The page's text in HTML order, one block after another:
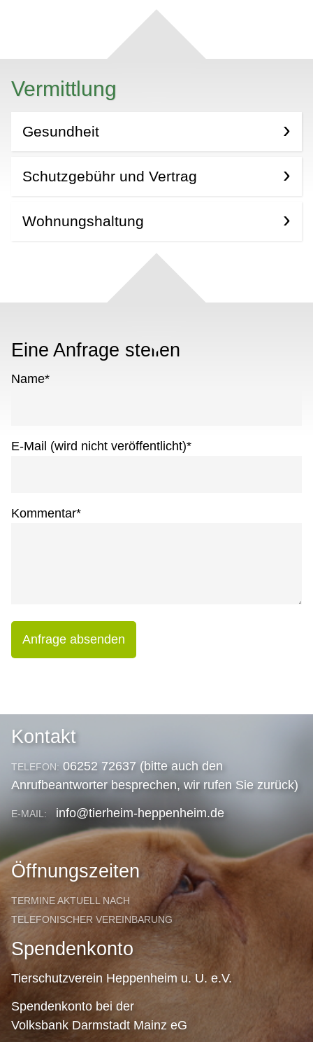
Vermittlung
Gesundheit
Schutzgebühr und Vertrag
Wohnungshaltung
Eine Anfrage stellen
Name*
E-Mail (wird nicht veröffentlicht)*
Kommentar*
Anfrage absenden
Kontakt
TELEFON: 06252 72637 (bitte auch den
Anrufbeantworter besprechen, wir rufen Sie zurück)
E-MAIL: info@tierheim-heppenheim.de
Öffnungszeiten
TERMINE AKTUELL NACH
TELEFONISCHER VEREINBARUNG
Spendenkonto
Tierschutzverein Heppenheim u. U. e.V.
Spendenkonto bei der
Volksbank Darmstadt Mainz eG